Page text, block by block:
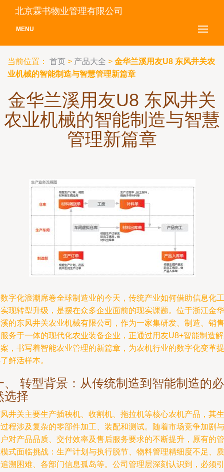
北京霖书物业管理有限公司
MENU
当前位置： 首页 > 产品大全 > 金华兰溪用友U8 东风井关农
业机械的智能制造与智慧管理新篇章
金华兰溪用友U8 东风井关
农业机械的智能制造与智慧
管理新篇章
字化浪潮席卷全球制造业的今天，传统产业如何借助信息化工
现转型升级，是摆在众多企业面前的现实课题。位于浙江金华
的东风井关农业机械有限公司，作为一家集研发、制造、销售
务于一体的现代化农业装备企业，正通过用友U8+智能制造
，书写着智能农业管理的新篇章，为农机行业的数字化变革提
鲜活样本。
、 转型背景：从传统制造到智能制造的必
选择
井关主要生产插秧机、收割机、拖拉机等核心农机产品，其生
程涉及复杂的零部件加工、装配和测试。随着市场竞争加剧与
对产品品质、交付效率及售后服务要求的不断提升，原有的管
式面临挑战：生产计划与执行脱节、物料管理精细度不足、质
溯困难、各部门信息孤岛等。公司管理层深刻认识到，必须引